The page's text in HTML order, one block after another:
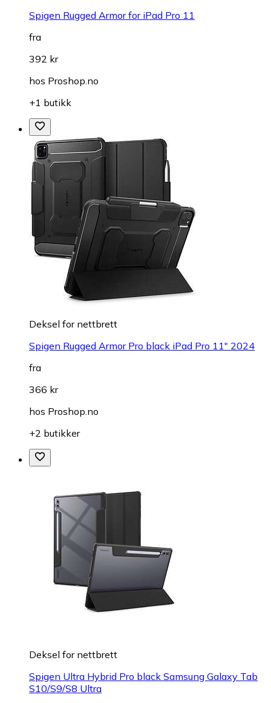
Spigen Rugged Armor for iPad Pro 11
fra
392 kr
hos Proshop.no
+1 butikk
Deksel for nettbrett
Spigen Rugged Armor Pro black iPad Pro 11" 2024
fra
366 kr
hos Proshop.no
+2 butikker
Deksel for nettbrett
Spigen Ultra Hybrid Pro black Samsung Galaxy Tab
S10/S9/S8 Ultra